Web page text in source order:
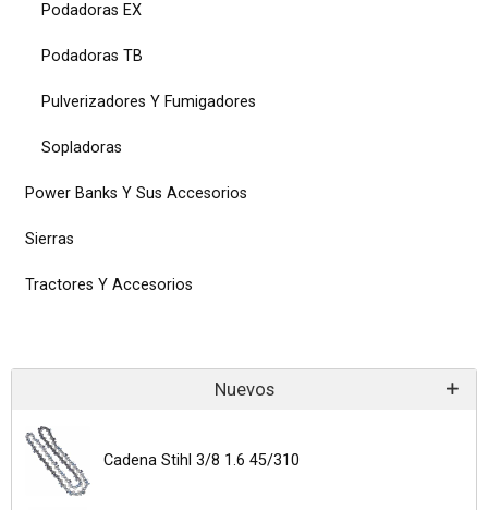
Podadoras EX
Podadoras TB
Pulverizadores Y Fumigadores
Sopladoras
Power Banks Y Sus Accesorios
Sierras
Tractores Y Accesorios
Nuevos
Cadena Stihl 3/8 1.6 45/310